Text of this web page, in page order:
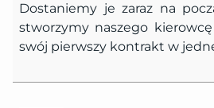
Dostaniemy je zaraz na
stworzymy naszego
swój pierwszy kontrakt w